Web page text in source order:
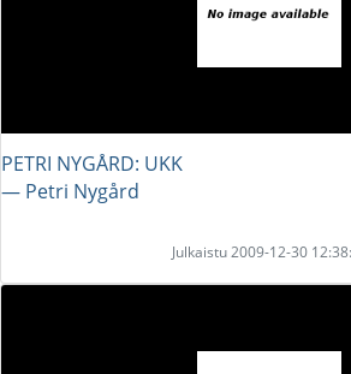
PETRI NYGÅRD: UKK
― Petri Nygård
Julkaistu 2009-12-30